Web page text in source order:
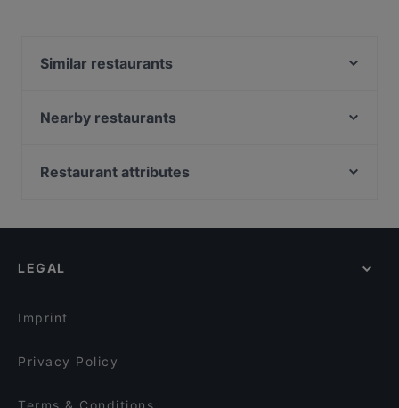
Similar restaurants
Ricordi
La Carbonata
Cantina de' Pucci
Nearby restaurants
Ristorante Il Foyer
La Bohème Restaurant & Pizza
Trattoria Dedo
Restaurant attributes
Casual Restaurants in Florence
LEGAL
Imprint
Privacy Policy
Terms & Conditions